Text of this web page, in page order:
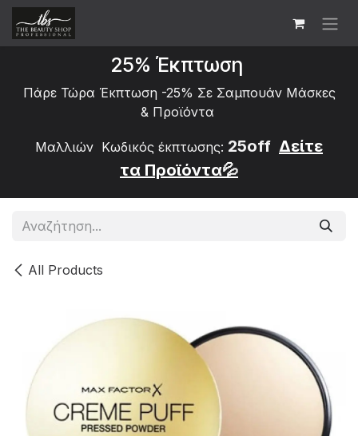
Skip to Content
25% Έκπτωση
Πάρε Τώρα Έκπτωση -25% Σε Σαμπουάν Μάσκες
& Προϊόντα
Μαλλιών Κωδικός έκπτωσης: 25off Δείτε
τα Προϊόντα💦
All Products